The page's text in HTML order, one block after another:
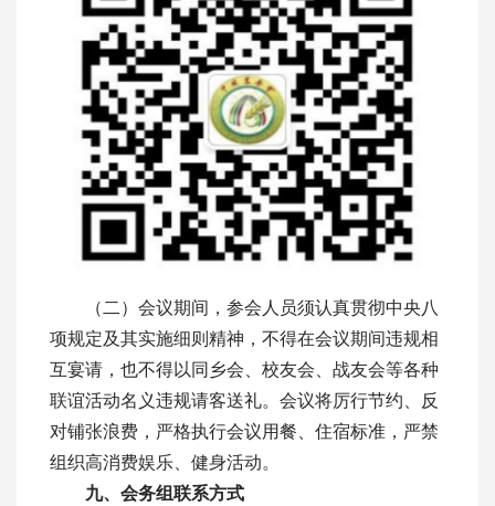
（二）会议期间，参会人员须认真贯彻中央八
项规定及其实施细则精神，不得在会议期间违规相
互宴请，也不得以同乡会、校友会、战友会等各种
联谊活动名义违规请客送礼。会议将厉行节约、反
对铺张浪费，严格执行会议用餐、住宿标准，严禁
组织高消费娱乐、健身活动。
九、会务组联系方式